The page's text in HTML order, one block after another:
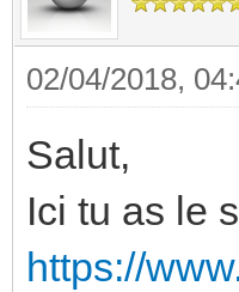
02/04/2018,
Salut,
Ici tu as le
https://